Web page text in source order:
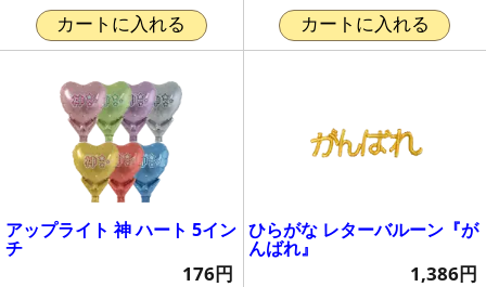
カートに入れる カートに入れる
アップライト 神 ハート 5イン
チ
176円
ひらがな レターバルーン『が
んばれ』
1,386円